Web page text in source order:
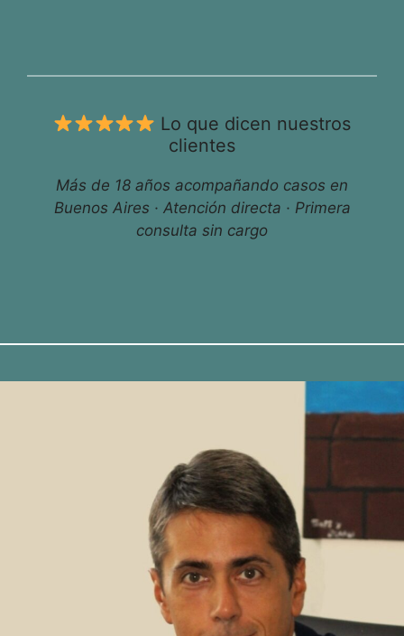
Lo que dicen nuestros
clientes
Más de 18 años acompañando casos en
Buenos Aires · Atención directa · Primera
consulta sin cargo